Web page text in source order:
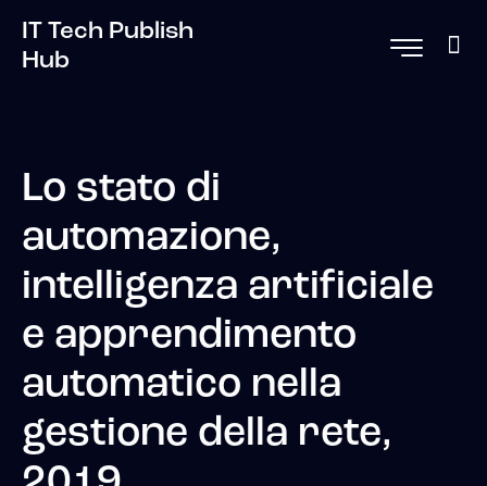
IT Tech Publish
Hub
Lo stato di
automazione,
intelligenza artificiale
e apprendimento
automatico nella
gestione della rete,